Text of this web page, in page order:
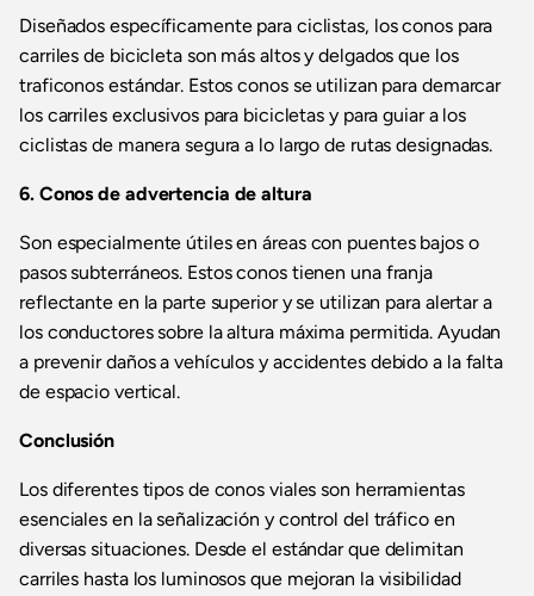
Diseñados específicamente para ciclistas, los conos para
carriles de bicicleta son más altos y delgados que los
traficonos estándar. Estos conos se utilizan para demarcar
los carriles exclusivos para bicicletas y para guiar a los
ciclistas de manera segura a lo largo de rutas designadas.
6. Conos de advertencia de altura
Son especialmente útiles en áreas con puentes bajos o
pasos subterráneos. Estos conos tienen una franja
reflectante en la parte superior y se utilizan para alertar a
los conductores sobre la altura máxima permitida. Ayudan
a prevenir daños a vehículos y accidentes debido a la falta
de espacio vertical.
Conclusión
Los diferentes tipos de conos viales son herramientas
esenciales en la señalización y control del tráfico en
diversas situaciones. Desde el estándar que delimitan
carriles hasta los luminosos que mejoran la visibilidad